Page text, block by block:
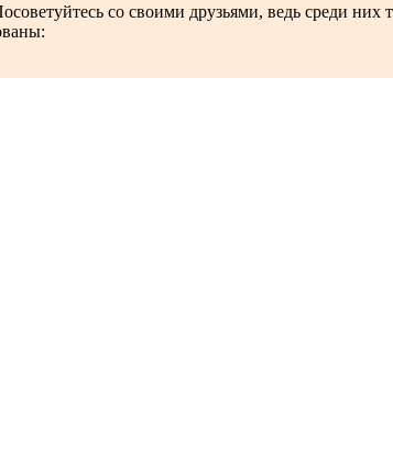
со своими друзьями, ведь среди